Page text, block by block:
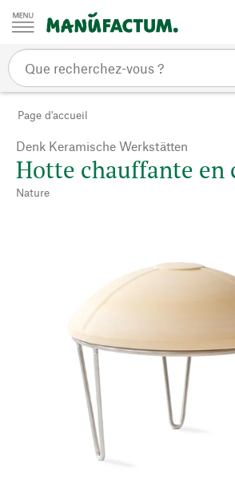
Passer au contenu
Page d'accueil
Denk Keramische Werkstätten
Hotte chauffante en
Nature